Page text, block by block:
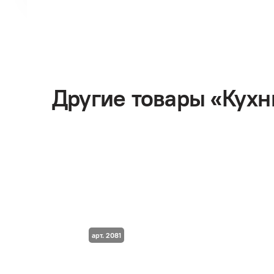
Другие товары
арт. 2081